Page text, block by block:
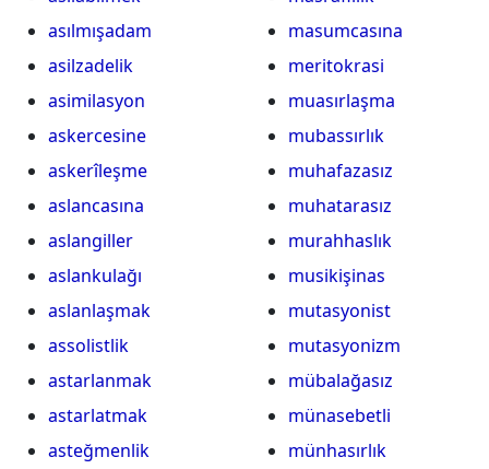
asılmışadam
asilzadelik
asimilasyon
askercesine
askerîleşme
aslancasına
aslangiller
aslankulağı
aslanlaşmak
assolistlik
astarlanmak
astarlatmak
asteğmenlik
masumcasına
meritokrasi
muasırlaşma
mubassırlık
muhafazasız
muhatarasız
murahhaslık
musikişinas
mutasyonist
mutasyonizm
mübalağasız
münasebetli
münhasırlık